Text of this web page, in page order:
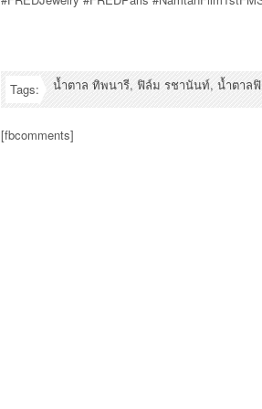
Tags: น้ำตาล ทิพนารี, ฟิล์ม รชานันท์, น้ำตาล
[fbcomments]